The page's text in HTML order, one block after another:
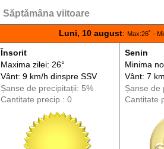
Săptămâna viitoare
Luni, 10 august: Max:26˚ -
Însorit
Maxima zilei: 26°
Vânt: 9 km/h dinspreSSV
Șanse de precipitații: 5%
Cantitate precip.: 0
Senin
Minima
Vânt: 7
Șanse de
Cantitate